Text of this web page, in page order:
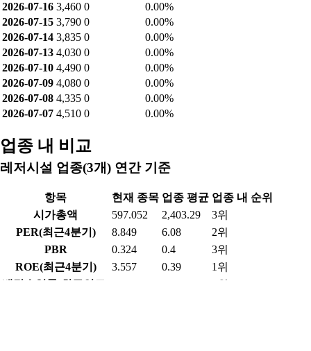
2026-07-16 3,460 0
0.00%
2026-07-15 3,790 0
0.00%
2026-07-14 3,835 0
0.00%
2026-07-13 4,030 0
0.00%
2026-07-10 4,490 0
0.00%
2026-07-09 4,080 0
0.00%
2026-07-08 4,335 0
0.00%
2026-07-07 4,510 0 0.00%
업종 내 비교
레저시설 업종(3개) 연간 기준
항목 현재 종목 업종 평균 업종 내 순위
시가총액
597.052 2,403.29
3위
PER(최근4분기)
8.849 6.08
2위
PBR
0.324 0.4
3위
ROE(최근4분기)
3.557 0.39
1위
배당수익률(최근연도)
1위